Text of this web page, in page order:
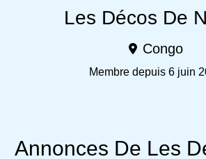
Les Décos De
Congo
Membre depuis 6 juin
Annonces De Les